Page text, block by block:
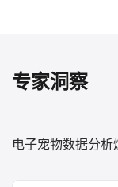
专家洞察
电子宠物数据分析